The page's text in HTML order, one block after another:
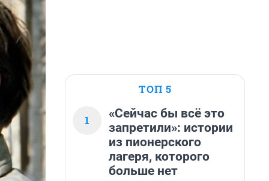
ТОП 5
1
«Сейчас бы всё это
запретили»: истории
из пионерского
лагеря, которого
больше нет